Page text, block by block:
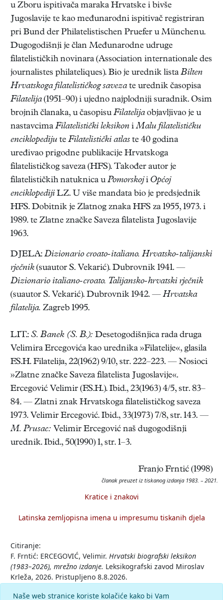
u Zboru ispitivača maraka Hrvatske i bivše
Jugoslavije te kao međunarodni ispitivač registriran
pri Bund der Philatelistischen Pruefer u Münchenu.
Dugogodišnji je član Međunarodne udruge
filatelističkih novinara (Association internationale des
journalistes philateliques). Bio je urednik lista Bilten
Hrvatskoga filatelističkog savezate urednik časopisa
Filatelija(1951–90) i ujedno najplodniji suradnik. Osim
brojnih članaka, u časopisu Filatelijaobjavljivao je u
nastavcima Filatelistički leksikon iMalu filatelističku
enciklopediju te Filatelistički atlas te 40 godina
uređivao prigodne publikacije Hrvatskoga
filatelističkog saveza (HFS). Također autor je
filatelističkih natuknica u Pomorskoji Općoj
enciklopediji LZ. U više mandata bio je predsjednik
HFS. Dobitnik je Zlatnog znaka HFS za 1955, 1973. i
1989. te Zlatne značke Saveza filatelista Jugoslavije
1963.
DJELA: Dizionario croato-italiano. Hrvatsko-talijanski
rječnik (suautor S. Vekarić). Dubrovnik 1941. —
Dizionario italiano-croato. Talijansko-hrvatski rječnik
(suautor S. Vekarić). Dubrovnik 1942. — Hrvatska
filatelija. Zagreb 1995.
LIT.: S. Banek (S. B.): Desetogodišnjica rada druga
Velimira Ercegovića kao urednika »Filatelije«, glasila
F.S.H. Filatelija, 22(1962) 9/10, str. 222–223. — Nosioci
»Zlatne značke Saveza filatelista Jugoslavije«.
Ercegović Velimir (F.S.H.). Ibid., 23(1963) 4/5, str. 83–
84. — Zlatni znak Hrvatskoga filatelističkog saveza
1973. Velimir Ercegović. Ibid., 33(1973) 7/8, str. 143. —
M. Prusac: Velimir Ercegović naš dugogodišnji
urednik. Ibid., 50(1990) 1, str. 1–3.
Franjo Frntić (1998)
članak preuzet iz tiskanog izdanja 1983. – 2021.
Kratice i znakovi
Latinska zemljopisna imena u impresumu tiskanih djela
Citiranje:
F. Frntić: ERCEGOVIĆ, Velimir. Hrvatski biografski leksikon
(1983–2026), mrežno izdanje. Leksikografski zavod Miroslav
Krleža, 2026. Pristupljeno 8.8.2026.
Naše web stranice koriste kolačiće kako bi Vam